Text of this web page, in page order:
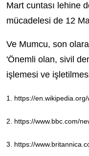
Mart cuntası lehine
mücadelesi de 12
Ve Mumcu, son
'Önemli olan, sivil
işlemesi ve
1. https://
2. https://www.bbc.com/
3. https://